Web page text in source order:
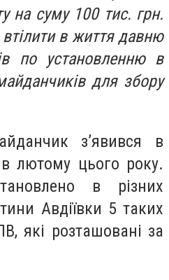
на суму 100 тис. грн.
в життя давню
по установленню в
для збору
з’явився в
лютому цього року.
в різних
Авдіївки 5 таких
які розташовані за